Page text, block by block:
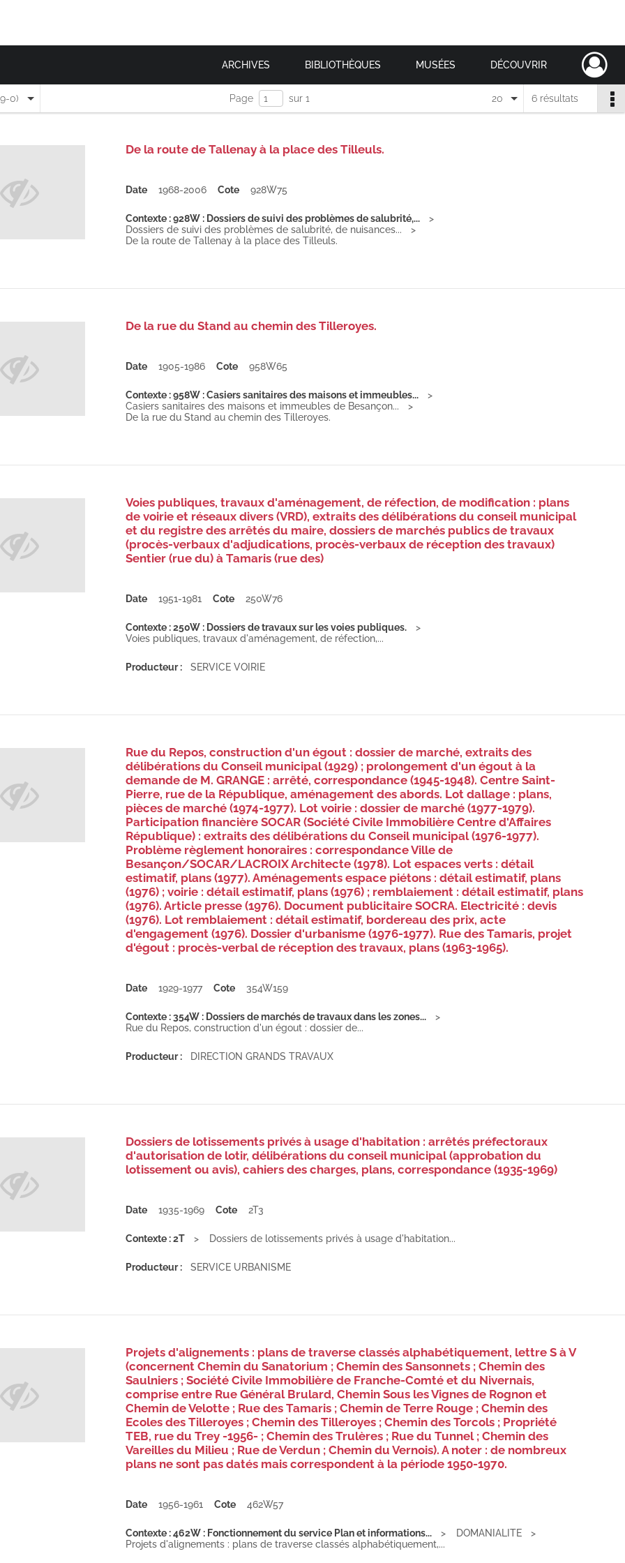
ARCHIVES BIBLIOTHÈQUES MUSÉES DÉCOUVRIR
0) Page sur 1 6 résultats
20
De la route de Tallenay à la place des Tilleuls.
Date 1968-2006 Cote 928W75
Contexte : 928W : Dossiers de suivi des problèmes de salubrité,...
Dossiers de suivi des problèmes de salubrité, de nuisances...
De la route de Tallenay à la place des Tilleuls.
De la rue du Stand au chemin des Tilleroyes.
Date 1905-1986 Cote 958W65
Contexte : 958W : Casiers sanitaires des maisons et immeubles...
Casiers sanitaires des maisons et immeubles de Besançon...
De la rue du Stand au chemin des Tilleroyes.
Voies publiques, travaux d'aménagement, de réfection, de modification : plans
de voirie et réseaux divers (VRD), extraits des délibérations du conseil municipal
et du registre des arrêtés du maire, dossiers de marchés publics de travaux
(procès-verbaux d'adjudications, procès-verbaux de réception des travaux)
Sentier (rue du) à Tamaris (rue des)
Date 1951-1981 Cote 250W76
Contexte : 250W : Dossiers de travaux sur les voies publiques.
Voies publiques, travaux d'aménagement, de réfection,...
Producteur : SERVICE VOIRIE
Rue du Repos, construction d'un égout : dossier de marché, extraits des
délibérations du Conseil municipal (1929) ; prolongement d'un égout à la
demande de M. GRANGE : arrêté, correspondance (1945-1948). Centre Saint-
Pierre, rue de la République, aménagement des abords. Lot dallage : plans,
pièces de marché (1974-1977). Lot voirie : dossier de marché (1977-1979).
Participation financière SOCAR (Société Civile Immobilière Centre d'Affaires
République) : extraits des délibérations du Conseil municipal (1976-1977).
Problème règlement honoraires : correspondance Ville de
Besançon/SOCAR/LACROIX Architecte (1978). Lot espaces verts : détail
estimatif, plans (1977). Aménagements espace piétons : détail estimatif, plans
(1976) ; voirie : détail estimatif, plans (1976) ; remblaiement : détail estimatif, plans
(1976). Article presse (1976). Document publicitaire SOCRA. Electricité : devis
(1976). Lot remblaiement : détail estimatif, bordereau des prix, acte
d'engagement (1976). Dossier d'urbanisme (1976-1977). Rue des Tamaris, projet
d'égout : procès-verbal de réception des travaux, plans (1963-1965).
Date 1929-1977 Cote 354W159
Contexte : 354W : Dossiers de marchés de travaux dans les zones...
Rue du Repos, construction d'un égout : dossier de...
Producteur : DIRECTION GRANDS TRAVAUX
Dossiers de lotissements privés à usage d'habitation : arrêtés préfectoraux
d'autorisation de lotir, délibérations du conseil municipal (approbation du
lotissement ou avis), cahiers des charges, plans, correspondance (1935-1969)
Date 1935-1969 Cote 2T3
Contexte : 2T Dossiers de lotissements privés à usage d'habitation...
Producteur : SERVICE URBANISME
Projets d'alignements : plans de traverse classés alphabétiquement, lettre S à V
(concernent Chemin du Sanatorium ; Chemin des Sansonnets ; Chemin des
Saulniers ; Société Civile Immobilière de Franche-Comté et du Nivernais,
comprise entre Rue Général Brulard, Chemin Sous les Vignes de Rognon et
Chemin de Velotte ; Rue des Tamaris ; Chemin de Terre Rouge ; Chemin des
Ecoles des Tilleroyes ; Chemin des Tilleroyes ; Chemin des Torcols ; Propriété
TEB, rue du Trey -1956- ; Chemin des Trulères ; Rue du Tunnel ; Chemin des
Vareilles du Milieu ; Rue de Verdun ; Chemin du Vernois). A noter : de nombreux
plans ne sont pas datés mais correspondent à la période 1950-1970.
Date 1956-1961 Cote 462W57
Contexte : 462W : Fonctionnement du service Plan et informations...
DOMANIALITE
Projets d'alignements : plans de traverse classés alphabétiquement,...